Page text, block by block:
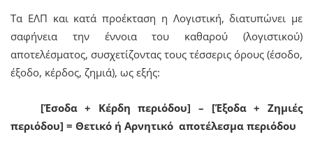
Τα ΕΛΠ και κατά προέκταση η Λογιστική, διατυπώνει με
σαφήνεια την έννοια του καθαρού (λογιστικού)
αποτελέσματος, συσχετίζοντας τους τέσσερις όρους (έσοδο,
έξοδο, κέρδος, ζημιά), ως εξής:
[Έσοδα + Κέρδη περιόδου] – [Έξοδα + Ζημιές
περιόδου] = Θετικό ή Αρνητικό αποτέλεσμα περιόδου